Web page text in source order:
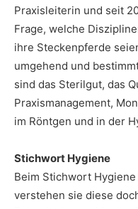
Praxisleiterin und seit
Frage, welche
ihre Steckenpferde
umgehend und
sind das Sterilgut, das
Praxismanagement,
im Röntgen und in der
Stichwort Hygiene
Beim Stichwort
verstehen sie diese